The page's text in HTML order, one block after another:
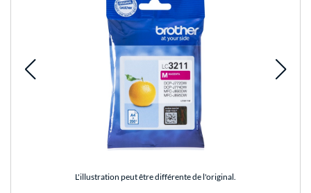
L'illustration peut être différente de l'original.